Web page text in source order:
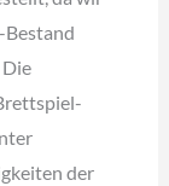
Bestand
der